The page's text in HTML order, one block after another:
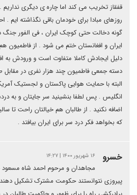
قفقاز تخریب می کند اما چاره ی دیگری نداریم .
روزهای مبادا برای خودمان باقی نگذاشته
گونه دخالت حتی کوچک ایران ، فی الفور جنگ
ایران و افغانستان ختم می شود . از فاطمیون
دلیل ایجادش کاملا متفاوت است و ورودش به
دسته جمعی فاطمیون چند هزار نفری در مقابل
البته با حمایت هوایی پاکستان و لجستیک
انگلیس . پس لطفا بنشینید سر جایتان و به
اضافه نکنید . از طالبان هم خیالتان راحت تا
که بخواهد فکر درد سر برای ایران بیافتد .
خسرو ۱۶ شهریور ۱۴۰۰ | ۱۴:۲۷
مجاهدان و مرحوم احمد شاه مسعود
پیروزی نتوانستند حکومت مشترک تشکیل